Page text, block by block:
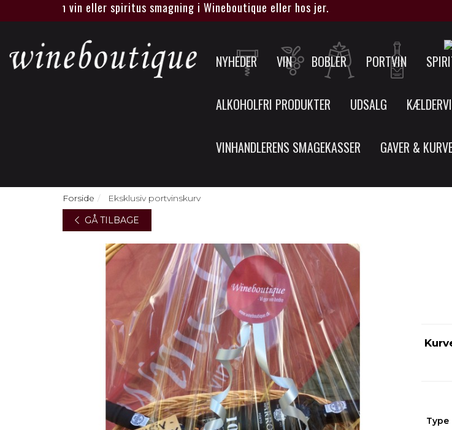
egen vin eller spiritus smagning i Wineboutique eller hos jer.
NYHEDER VIN BOBLER PORTVIN
ALKOHOLFRI PRODUKTER UDSALG
VINHANDLERENS SMAGEKASSER GAVER &
Forside
Eksklusiv portvinskurv
GÅ TILBAGE
Type